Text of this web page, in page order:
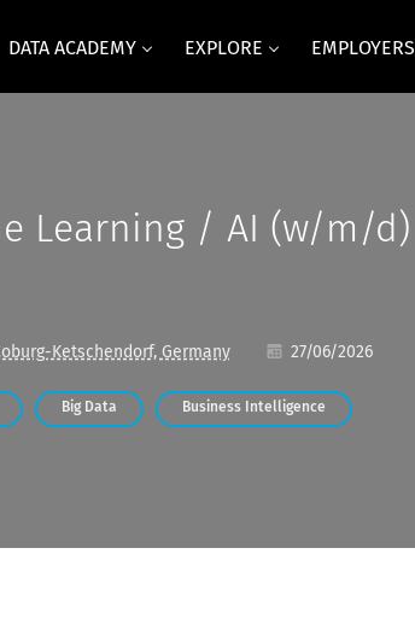
DATA ACADEMY EXPLORE EMPLOYERS
Learning / AI (w/m/d)
Ketschendorf, Germany 27/06/2026
Big Data Business Intelligence